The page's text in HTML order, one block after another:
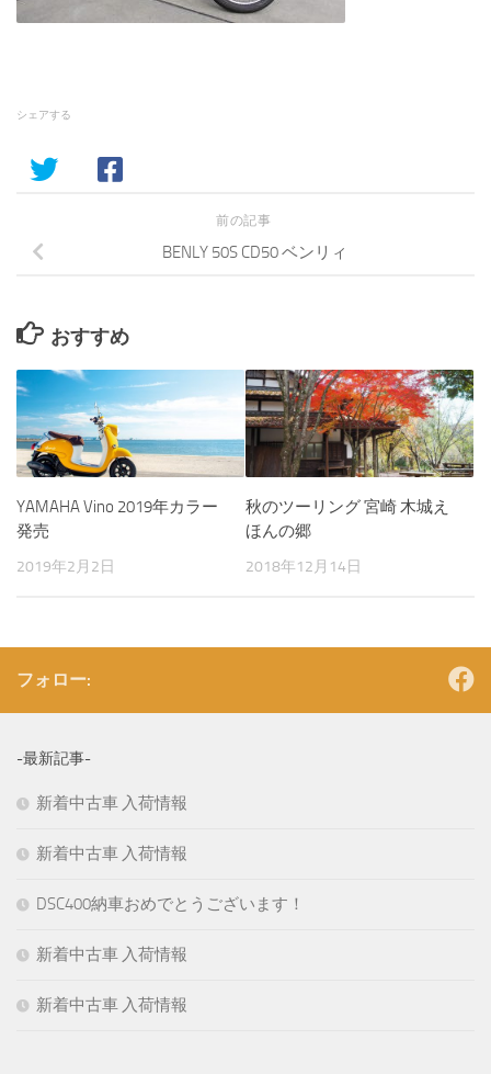
シェアする
前の記事
BENLY 50S CD50 ベンリィ
おすすめ
YAMAHA Vino 2019年カラー
発売
2019年2月2日
秋のツーリング 宮崎 木城え
ほんの郷
2018年12月14日
フォロー:
-最新記事-
新着中古車 入荷情報
新着中古車 入荷情報
DSC400納車おめでとうございます！
新着中古車 入荷情報
新着中古車 入荷情報